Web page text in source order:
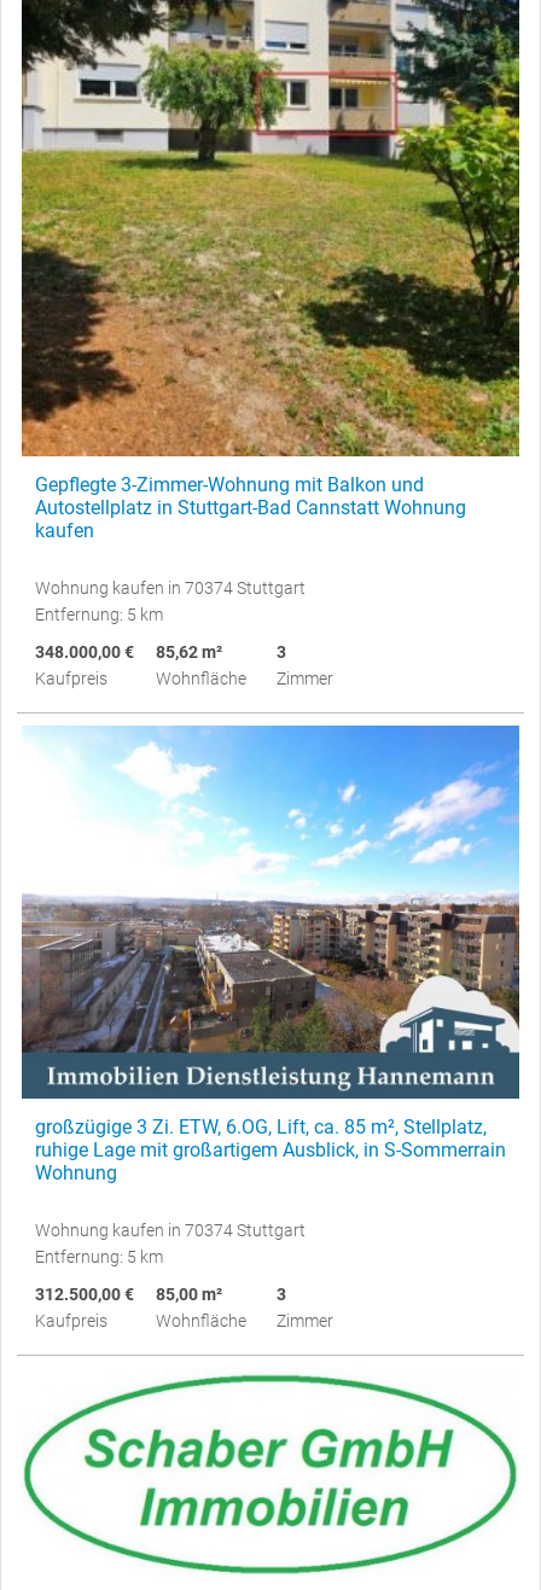
Gepflegte 3-Zimmer-Wohnung mit Balkon und
Autostellplatz in Stuttgart-Bad Cannstatt Wohnung
kaufen
Wohnung kaufen in 70374 Stuttgart
Entfernung: 5 km
348.000,00 €
Kaufpreis
85,62 m²
Wohnfläche
3
Zimmer
großzügige 3 Zi. ETW, 6.OG, Lift, ca. 85 m², Stellplatz,
ruhige Lage mit großartigem Ausblick, in S-Sommerrain
Wohnung
Wohnung kaufen in 70374 Stuttgart
Entfernung: 5 km
312.500,00 €
Kaufpreis
85,00 m²
Wohnfläche
3
Zimmer